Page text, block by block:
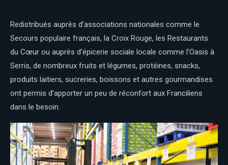
Redistribués auprès d’associations nationales comme le
Secours populaire français, la Croix Rouge, les Restaurants
du Cœur ou auprès d’épicerie sociale locale comme l’Oasis à
Serris, de nombreux fruits et légumes, protéines, snacks,
produits laitiers, sucreries, boissons et autres gourmandises
ont permis d’apporter un peu de réconfort aux Franciliens
dans le besoin.